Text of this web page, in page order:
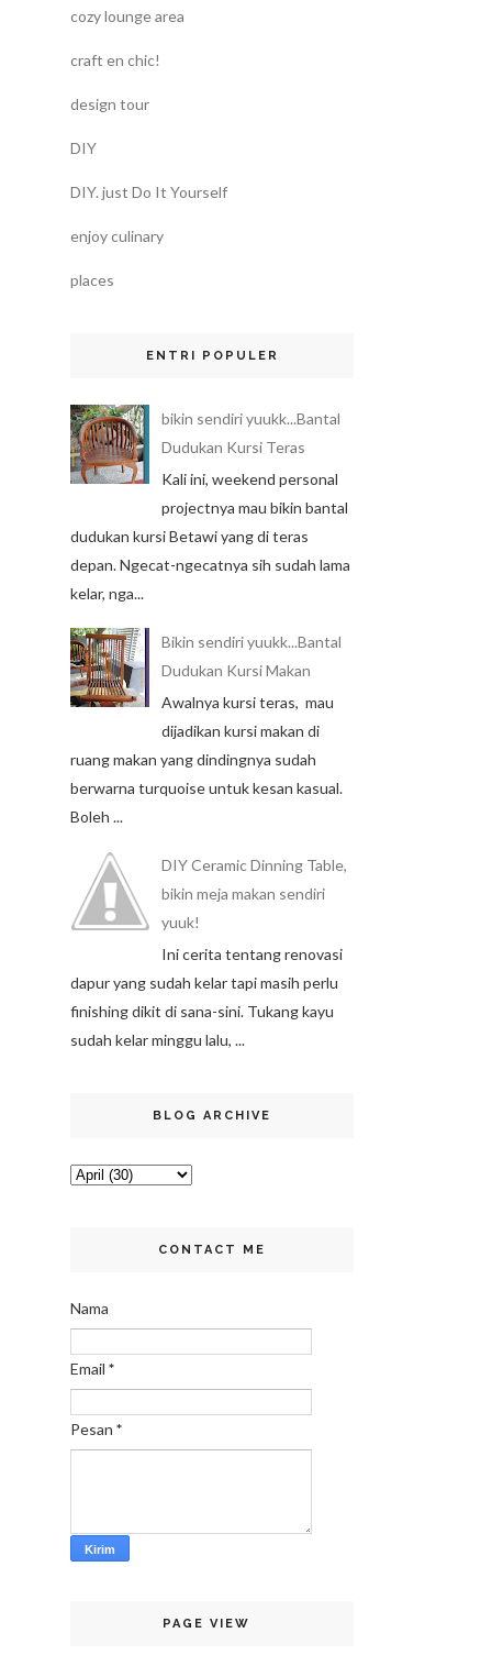
cozy lounge area
craft en chic!
design tour
DIY
DIY. just Do It Yourself
enjoy culinary
places
ENTRI POPULER
bikin sendiri yuukk...Bantal
Dudukan Kursi Teras
Kali ini, weekend personal
projectnya mau bikin bantal
dudukan kursi Betawi yang di teras
depan. Ngecat-ngecatnya sih sudah lama
kelar, nga...
Bikin sendiri yuukk...Bantal
Dudukan Kursi Makan
Awalnya kursi teras, mau
dijadikan kursi makan di
ruang makan yang dindingnya sudah
berwarna turquoise untuk kesan kasual.
Boleh ...
DIY Ceramic Dinning Table,
bikin meja makan sendiri
yuuk!
Ini cerita tentang renovasi
dapur yang sudah kelar tapi masih perlu
finishing dikit di sana-sini. Tukang kayu
sudah kelar minggu lalu, ...
BLOG ARCHIVE
CONTACT ME
Nama
Email *
Pesan *
PAGE VIEW